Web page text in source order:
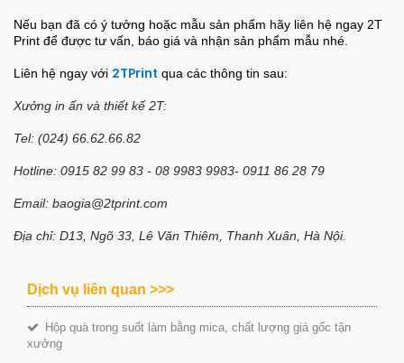
Nếu bạn đã có ý tưởng hoặc mẫu sản phẩm hãy liên hệ ngay 2T
Print để được tư vấn, báo giá và nhận sản phẩm mẫu nhé.
Liên hệ ngay với 2TPrint qua các thông tin sau:
Xưởng in ấn và thiết kế 2T:
Tel: (024) 66.62.66.82
Hotline: 0915 82 99 83 - 08 9983 9983- 0911 86 28 79
Email: baogia@2tprint.com
Địa chỉ: D13, Ngõ 33, Lê Văn Thiêm, Thanh Xuân, Hà Nội.
Dịch vụ liên quan >>>
Hộp quà trong suốt làm bằng mica, chất lượng giá gốc tận
xưởng